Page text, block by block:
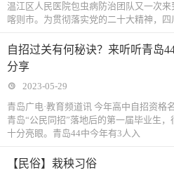
温江区人民医院包虫病防治团队又一次
喀则市。为贯彻落实党的二十大精神，四
自招过关有何秘诀？来听听青岛
分享
2023-05-29
青岛广电·教育频道讯 今年高中自招资格
青岛“公民同招”落地后的第一届毕业生
十分亮眼。青岛44中今年有3人入
【民俗】栽秧习俗